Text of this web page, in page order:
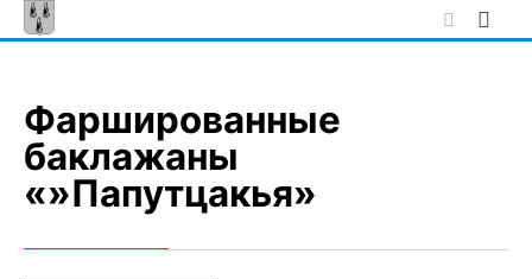
Skip
to
Фаршированные
баклажаны
«»Папутцакья»